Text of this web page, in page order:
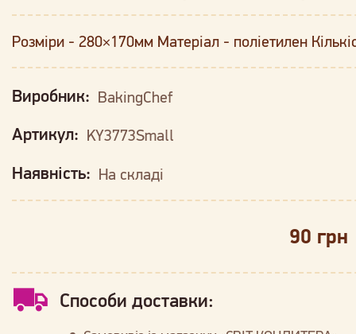
Розміри - 280×170мм Матеріал - поліетилен
Виробник: BakingChef
Артикул: KY3773Small
Наявність: На складі
90 грн
Способи доставки: